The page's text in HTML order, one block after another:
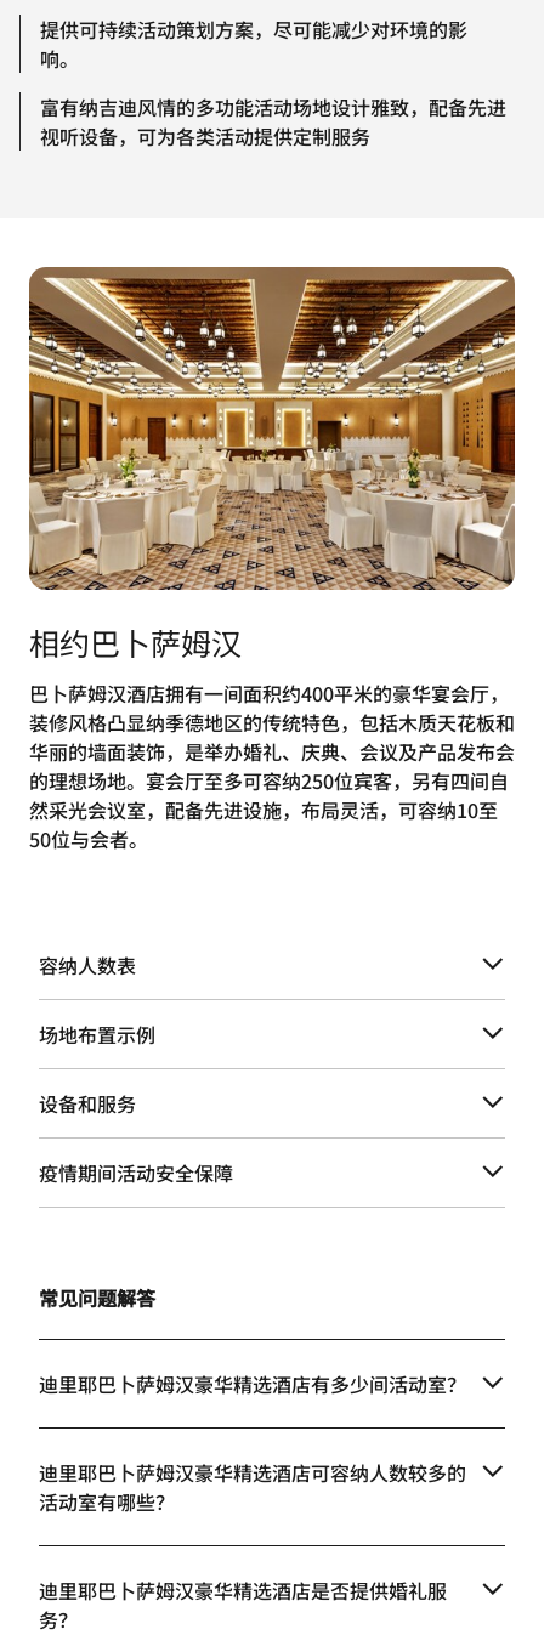
提供可持续活动策划方案，尽可能减少对环境的影
响。
富有纳吉迪风情的多功能活动场地设计雅致，配备先进
视听设备，可为各类活动提供定制服务
相约巴卜萨姆汉
巴卜萨姆汉酒店拥有一间面积约400平米的豪华宴会厅，
装修风格凸显纳季德地区的传统特色，包括木质天花板和
华丽的墙面装饰，是举办婚礼、庆典、会议及产品发布会
的理想场地。宴会厅至多可容纳250位宾客，另有四间自
然采光会议室，配备先进设施，布局灵活，可容纳10至
50位与会者。
容纳人数表
场地布置示例
设备和服务
疫情期间活动安全保障
常见问题解答
迪里耶巴卜萨姆汉豪华精选酒店有多少间活动室？
迪里耶巴卜萨姆汉豪华精选酒店可容纳人数较多的
活动室有哪些？
迪里耶巴卜萨姆汉豪华精选酒店是否提供婚礼服
务？